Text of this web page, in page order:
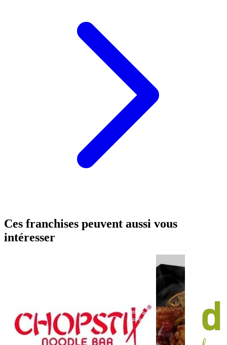
Ces franchises peuvent aussi vous
intéresser